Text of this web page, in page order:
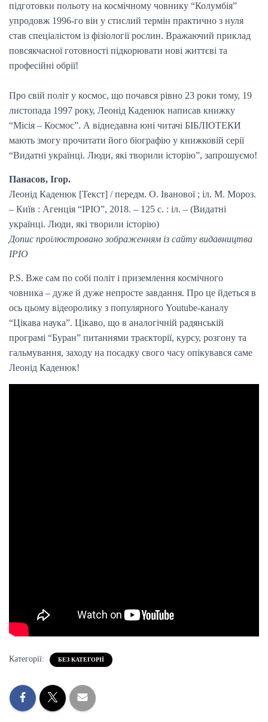
підготовки польоту на космічному човнику “Колумбія”
упродовж 1996-го він у стислий термін практично з нуля
став спеціалістом із фізіології рослин. Вражаючий приклад
повсякчасної готовності підкорювати нові життєві та
професійні обрії!
Про свій політ у космос, що почався рівно 23 роки тому, 19
листопада 1997 року, Леонід Каденюк написав книжку
“Місія – Космос”. А віднедавна юні читачі БІБЛІОТЕКИ
мають змогу прочитати його біографію у книжковій серії
“Видатні українці. Люди, які творили історію”, запрошуємо!
Панасов, Ігор.
Леонід Каденюк [Текст] / передм. О. Іванової ; іл. М. Мороз.
– Київ : Агенція “ІРІО”, 2018. – 125 с. : іл. – (Видатні
українці. Люди, які творили історію)
Допис проілюстровано зображенням із сайту видавництва
ІРІО
Р.S. Вже сам по собі політ і приземлення космічного
човника – дуже й дуже непросте завдання. Про це йдеться в
ось цьому відеоролику з популярного Youtube-каналу
“Цікава наука”. Цікаво, що в аналогічній радянській
програмі “Буран” питаннями траєкторії, курсу, розгону та
гальмування, заходу на посадку свого часу опікувався саме
Леонід Каденюк!
Категорії: БЕЗ КАТЕГОРІЇ